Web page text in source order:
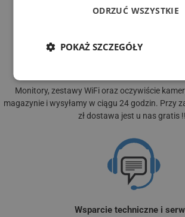
Monitory, zestawy WiFi oraz oczywiście
magazynie i wysyłamy w ciągu 24 godzin. Przy
zł dostawa jest u nas gratis
Wsparcie techniczne i
ODRZUĆ WSZYSTKIE
POKAŻ SZCZEGÓŁY